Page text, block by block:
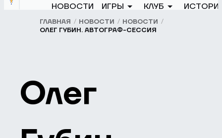
НОВОСТИ ИГРЫ КЛУБ
ГЛАВНАЯ НОВОСТИ
НОВОСТИ
ОЛЕГ ГУБИН. АВТОГРАФ-СЕССИЯ
Олег